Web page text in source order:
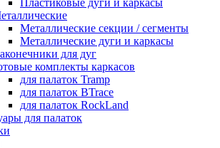
Пластиковые дуги и каркасы
Металлические секции / сегменты
Металлические дуги и каркасы
для дуг
комплекты каркасов
для палаток Tramp
для палаток BTrace
для палаток RockLand
для палаток